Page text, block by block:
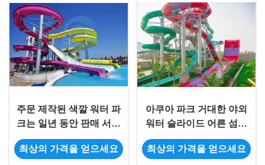
주문 제작된 색깔 워터 파
크는 일년 동안 판매 서비
스 뒤에 미끄러집니다
최상의 가격을 얻으세요
아쿠아 파크 거대한 야외
워터 슬라이드 어른 섬유
유리 공격 워터 슬라이드
최상의 가격을 얻으세요